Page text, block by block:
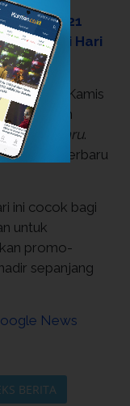
15-21
Mulai Hari
Thursday
Kamis
dengan
drive thru.
KFC terbaru
ini cocok bagi
untuk
promo-
sepanjang
News
BERITA